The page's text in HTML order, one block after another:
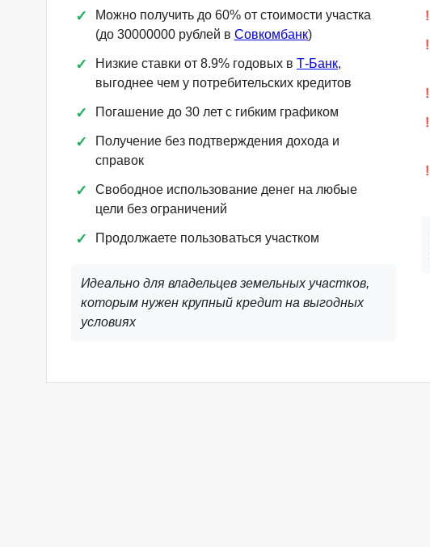
Можно получить до 60% от стоимости участка
(до 30000000 рублей в Совкомбанк)
Низкие ставки от 8.9% годовых в Т-Банк,
выгоднее чем у потребительских кредитов
Погашение до 30 лет с гибким графиком
Получение без подтверждения дохода и
справок
Свободное использование денег на любые
цели без ограничений
Продолжаете пользоваться участком
Идеально для владельцев земельных участков,
которым нужен крупный кредит на выгодных
условиях